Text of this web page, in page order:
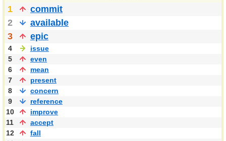
1
commit
2
available
3
epic
4
issue
5
even
6
mean
7
present
8
concern
9
reference
10
improve
11
accept
12
fall